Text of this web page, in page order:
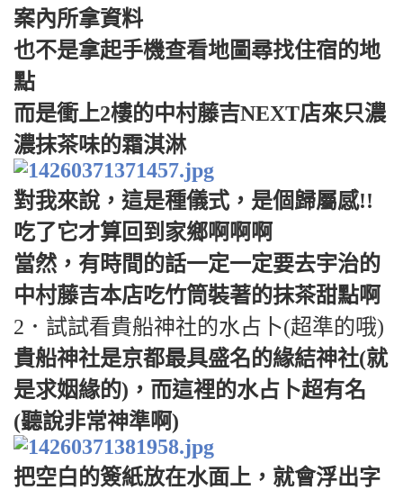
案內所拿資料
也不是拿起手機查看地圖尋找住宿的地
點
而是衝上2樓的中村藤吉NEXT店來只濃
濃抹茶味的霜淇淋
對我來說，這是種儀式，是個歸屬感!!
吃了它才算回到家鄉啊啊啊
當然，有時間的話一定一定要去宇治的
中村藤吉本店吃竹筒裝著的抹茶甜點啊
2．試試看貴船神社的水占卜(超準的哦)
貴船神社是京都最具盛名的緣結神社(就
是求姻緣的)，而這裡的水占卜超有名
(聽說非常神準啊)
把空白的簽紙放在水面上，就會浮出字